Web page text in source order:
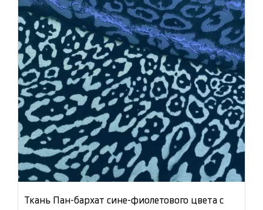
Ткань Пан-бархат сине-фиолетового цвета с